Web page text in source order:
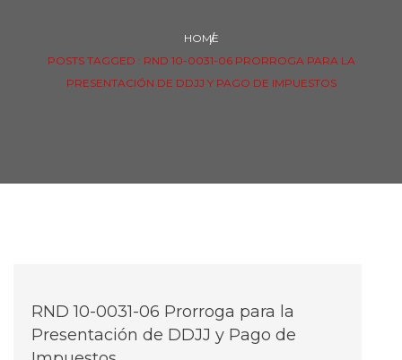
HOME
POSTS TAGGED : RND 10-0031-06 PRORROGA PARA LA
PRESENTACIÓN DE DDJJ Y PAGO DE IMPUESTOS
RND 10-0031-06 Prorroga para la
Presentación de DDJJ y Pago de